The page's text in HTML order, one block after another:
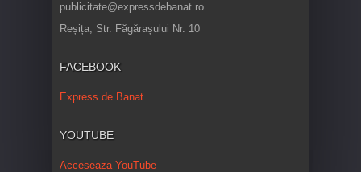
publicitate@expressdebanat.ro
Reșița, Str. Făgărașului Nr. 10
FACEBOOK
Express de Banat
YOUTUBE
Acceseaza YouTube